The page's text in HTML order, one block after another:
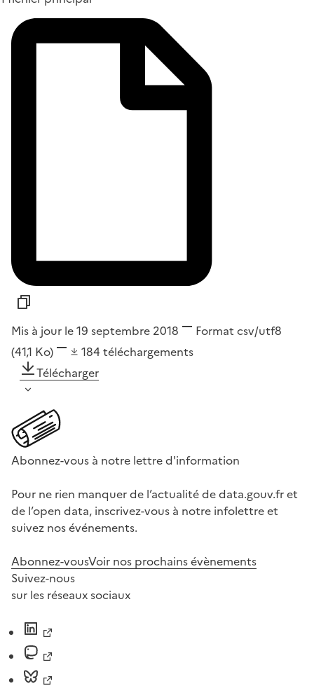
Mis à jour le 19 septembre 2018 Format csv/utf8
(41,1 Ko)
184 téléchargements
Télécharger
Abonnez-vous à notre lettre d'information
Pour ne rien manquer de l’actualité de data.gouv.fr et
de l’open data, inscrivez-vous à notre infolettre et
suivez nos événements.
Abonnez-vousVoir nos prochains évènements
Suivez-nous
sur les réseaux sociaux